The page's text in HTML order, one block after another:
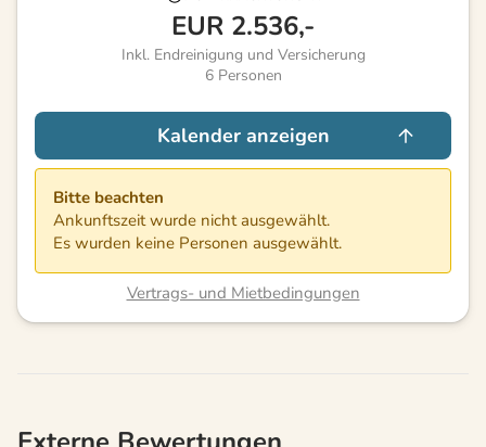
EUR 2.536,-
Inkl. Endreinigung und Versicherung
6 Personen
Kalender anzeigen
Bitte beachten
Ankunftszeit wurde nicht ausgewählt.
Es wurden keine Personen ausgewählt.
Vertrags- und Mietbedingungen